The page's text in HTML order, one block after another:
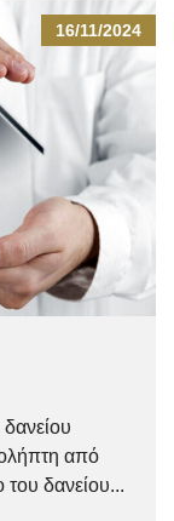
16/11/2024
από
του δανείου...